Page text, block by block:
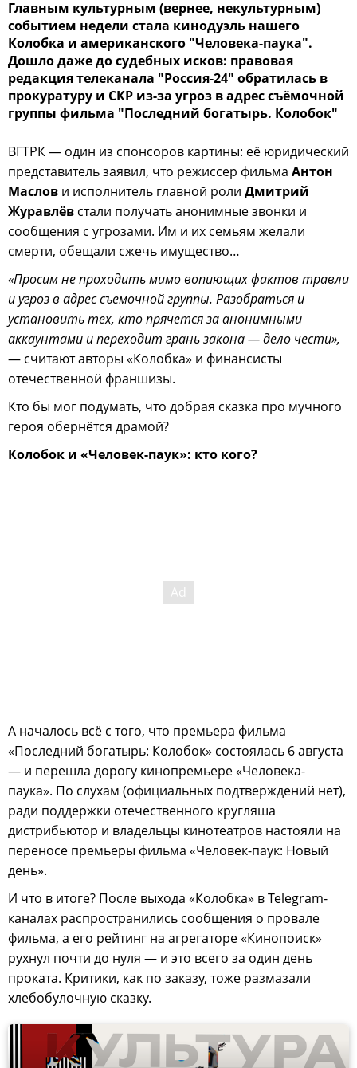
Главным культурным (вернее, некультурным)
событием недели стала кинодуэль нашего
Колобка и американского "Человека-паука".
Дошло даже до судебных исков: правовая
редакция телеканала "Россия-24" обратилась в
прокуратуру и СКР из-за угроз в адрес съёмочной
группы фильма "Последний богатырь. Колобок"
ВГТРК — один из спонсоров картины: её юридический
представитель заявил, что режиссер фильма Антон
Маслов и исполнитель главной роли Дмитрий
Журавлёв стали получать анонимные звонки и
сообщения с угрозами. Им и их семьям желали
смерти, обещали сжечь имущество…
«Просим не проходить мимо вопиющих фактов травли
и угроз в адрес съемочной группы. Разобраться и
установить тех, кто прячется за анонимными
аккаунтами и переходит грань закона — дело чести»,
— считают авторы «Колобка» и финансисты
отечественной франшизы.
Кто бы мог подумать, что добрая сказка про мучного
героя обернётся драмой?
Колобок и «Человек-паук»: кто кого?
А началось всё с того, что премьера фильма
«Последний богатырь: Колобок» состоялась 6 августа
— и перешла дорогу кинопремьере «Человека-
паука». По слухам (официальных подтверждений нет),
ради поддержки отечественного кругляша
дистрибьютор и владельцы кинотеатров настояли на
переносе премьеры фильма «Человек-паук: Новый
день».
И что в итоге? После выхода «Колобка» в Telegram-
каналах распространились сообщения о провале
фильма, а его рейтинг на агрегаторе «Кинопоиск»
рухнул почти до нуля — и это всего за один день
проката. Критики, как по заказу, тоже размазали
хлебобулочную сказку.